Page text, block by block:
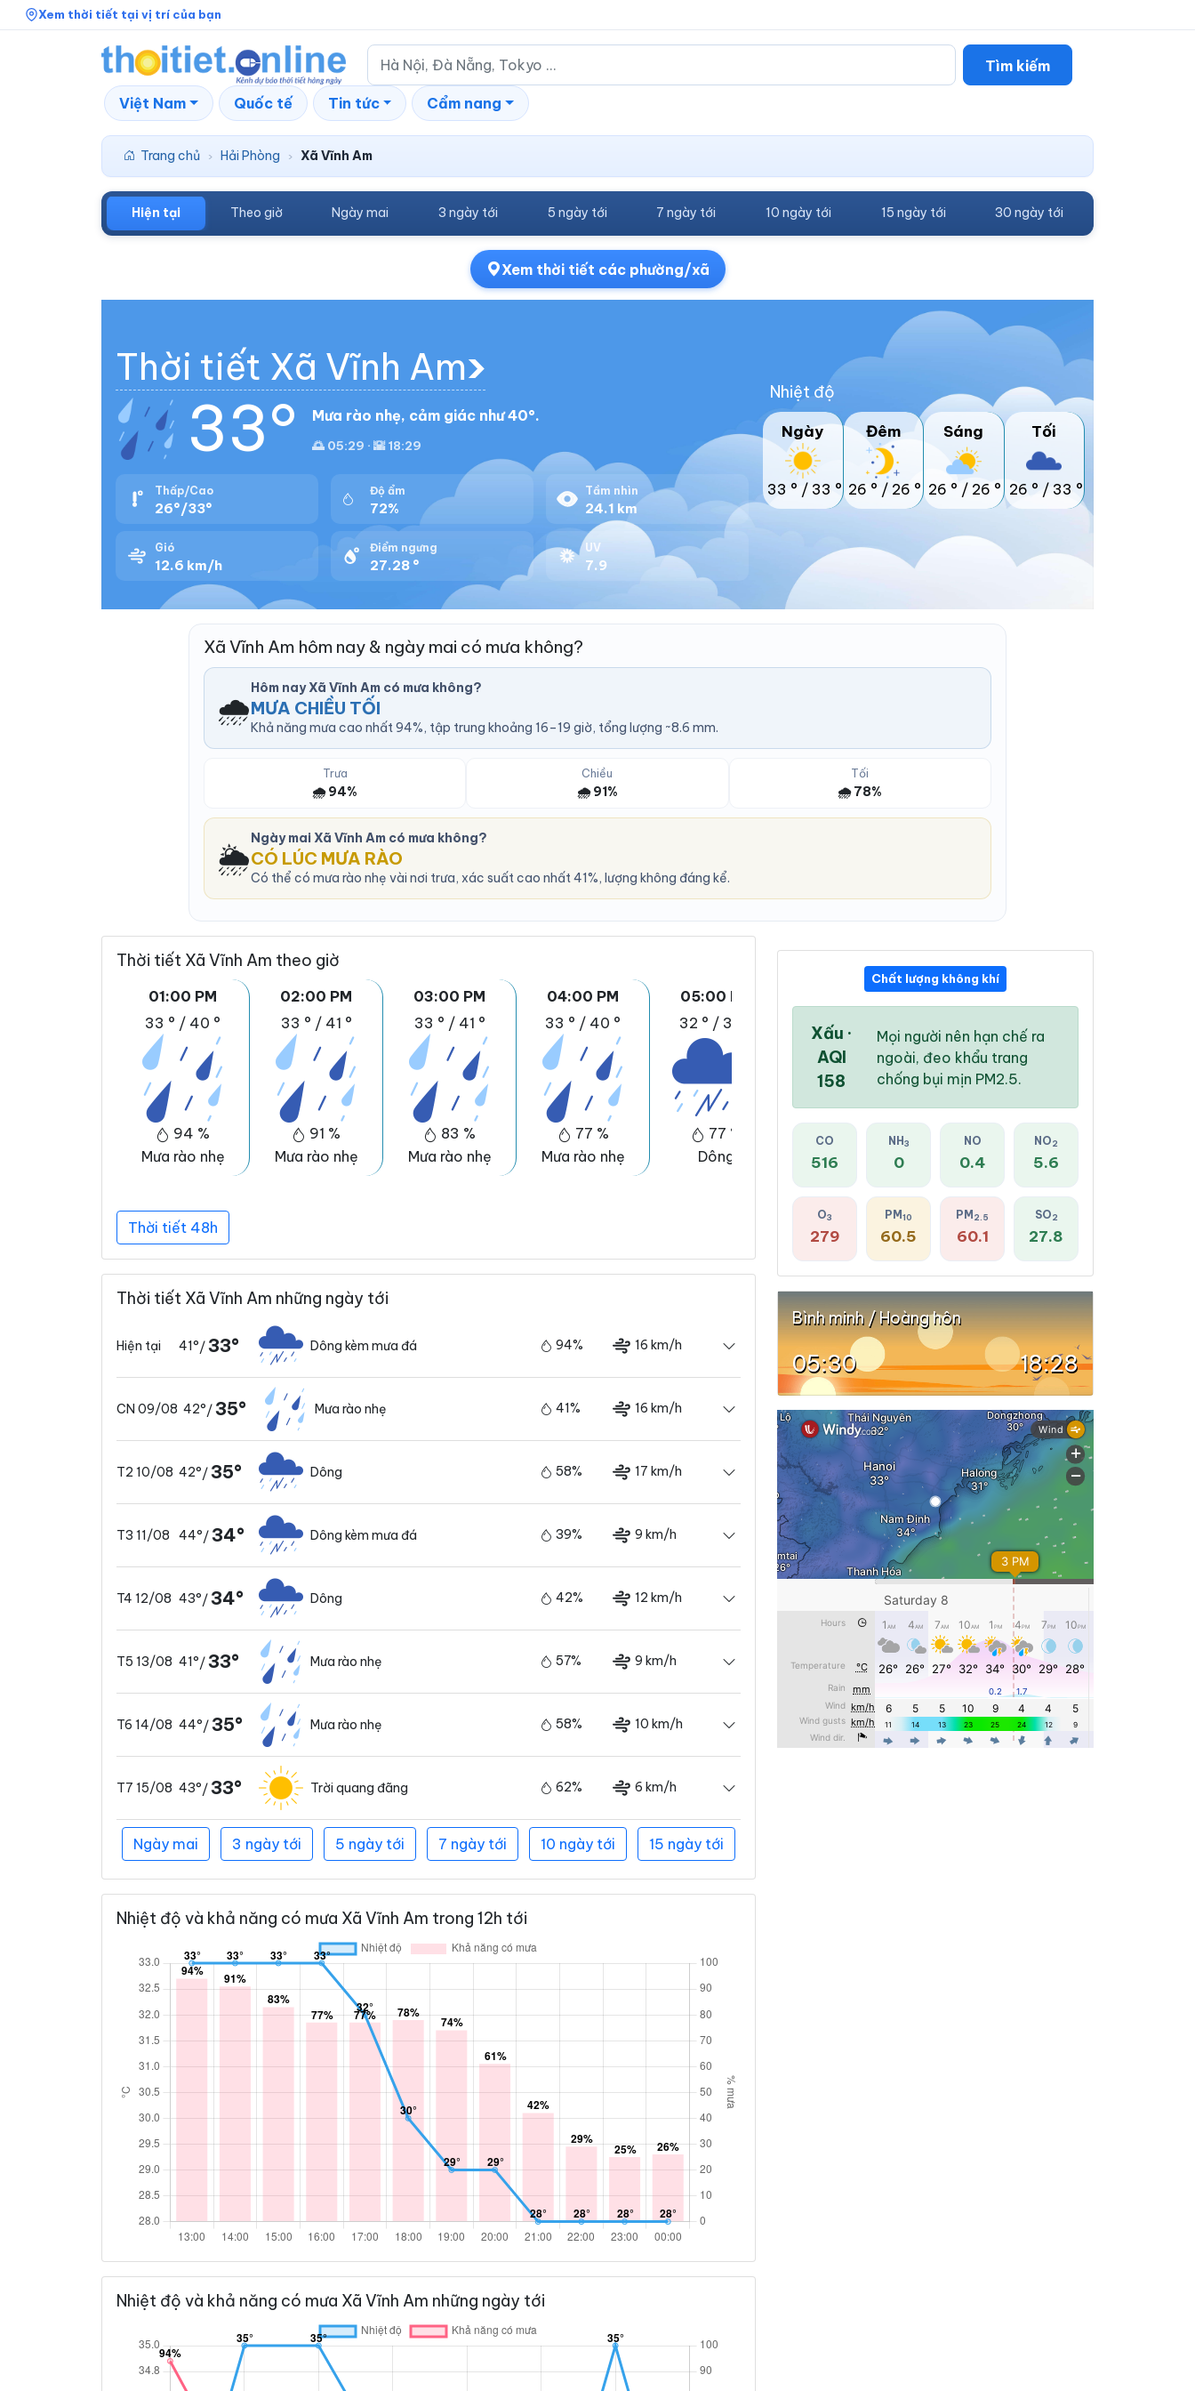
Xem thời tiết tại vị trí của bạn
Tìm kiếm
Việt Nam Quốc tế Tin tức Cẩm nang
Trang chủ › Hải Phòng › Xã Vĩnh Am
Hiện tại Theo giờ Ngày mai 3 ngày tới 5 ngày tới 7 ngày tới 10 ngày tới 15 ngày tới 30 ngày tới
Xem thời tiết các phường/xã
Thời tiết Xã Vĩnh Am
33° Mưa rào nhẹ, cảm giác như 40°.
🌅 05:29 · 🌇 18:29
Thấp/Cao
26°/33°
Độ ẩm
72%
Tầm nhìn
24.1 km
Gió
12.6 km/h
Điểm ngưng
27.28 °
UV
7.9
Nhiệt độ
Ngày
33 ° / 33 °
Đêm
26 ° / 26 °
Sáng
26 ° / 26 °
Tối
26 ° / 33 °
Xã Vĩnh Am hôm nay & ngày mai có mưa không?
🌧️
Hôm nay Xã Vĩnh Am có mưa không?
MƯA CHIỀU TỐI
Khả năng mưa cao nhất 94%, tập trung khoảng 16–19 giờ, tổng lượng ~8.6 mm.
Trưa
🌧️ 94%
Chiều
🌧️ 91%
Tối
🌧️ 78%
🌦️
Ngày mai Xã Vĩnh Am có mưa không?
CÓ LÚC MƯA RÀO
Có thể có mưa rào nhẹ vài nơi trưa, xác suất cao nhất 41%, lượng không đáng kể.
Thời tiết Xã Vĩnh Am theo giờ
01:00 PM
33 ° / 40 °
94 %
Mưa rào nhẹ
02:00 PM
33 ° / 41 °
91 %
Mưa rào nhẹ
03:00 PM
33 ° / 41 °
83 %
Mưa rào nhẹ
04:00 PM
33 ° / 40 °
77 %
Mưa rào nhẹ
05:00 PM
32 ° / 39 °
77 %
Dông
06:00 PM
30 °
Dông kèm mưa đá
07:00 PM
74 %
Mưa rào nhẹ
Thời tiết 48h
Thời tiết Xã Vĩnh Am những ngày tới
Hiện tại 41°/33° Dông kèm mưa đá 94% 16 km/h
CN 09/08 42°/35° Mưa rào nhẹ 41% 16 km/h
T2 10/08 42°/35° Dông 58% 17 km/h
T3 11/08 44°/34° Dông kèm mưa đá 39% 9 km/h
T4 12/08 43°/34° Dông 42% 12 km/h
T5 13/08 41°/33° Mưa rào nhẹ 57% 9 km/h
T6 14/08 44°/35° Mưa rào nhẹ 58% 10 km/h
T7 15/08 43°/33° Trời quang đãng 62% 6 km/h
Ngày mai 3 ngày tới 5 ngày tới 7 ngày tới 10 ngày tới 15 ngày tới
Nhiệt độ và khả năng có mưa Xã Vĩnh Am trong 12h tới
Nhiệt độ và khả năng có mưa Xã Vĩnh Am những ngày tới
Chất lượng không khí
Xấu ·
AQI
158
Mọi người nên hạn chế ra
ngoài, đeo khẩu trang
chống bụi mịn PM2.5.
CO
516
NH 3
0
NO
0.4
NO2
5.6
O3
279
PM10
60.5
PM 2.5
60.1
SO2
27.8
Bình minh / Hoàng hôn
05:30 18:28